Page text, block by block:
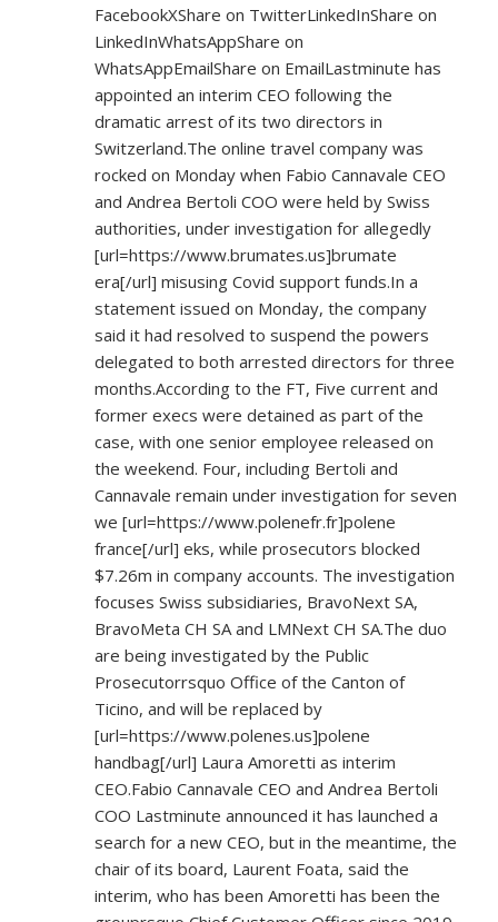
FacebookXShare on TwitterLinkedInShare on
LinkedInWhatsAppShare on
WhatsAppEmailShare on EmailLastminute has
appointed an interim CEO following the
dramatic arrest of its two directors in
Switzerland.The online travel company was
rocked on Monday when Fabio Cannavale CEO
and Andrea Bertoli COO were held by Swiss
authorities, under investigation for allegedly
[url=https://www.brumates.us]brumate
era[/url] misusing Covid support funds.In a
statement issued on Monday, the company
said it had resolved to suspend the powers
delegated to both arrested directors for three
months.According to the FT, Five current and
former execs were detained as part of the
case, with one senior employee released on
the weekend. Four, including Bertoli and
Cannavale remain under investigation for seven
we [url=https://www.polenefr.fr]polene
france[/url] eks, while prosecutors blocked
$7.26m in company accounts. The investigation
focuses Swiss subsidiaries, BravoNext SA,
BravoMeta CH SA and LMNext CH SA.The duo
are being investigated by the Public
Prosecutorrsquo Office of the Canton of
Ticino, and will be replaced by
[url=https://www.polenes.us]polene
handbag[/url] Laura Amoretti as interim
CEO.Fabio Cannavale CEO and Andrea Bertoli
COO Lastminute announced it has launched a
search for a new CEO, but in the meantime, the
chair of its board, Laurent Foata, said the
interim, who has been Amoretti has been the